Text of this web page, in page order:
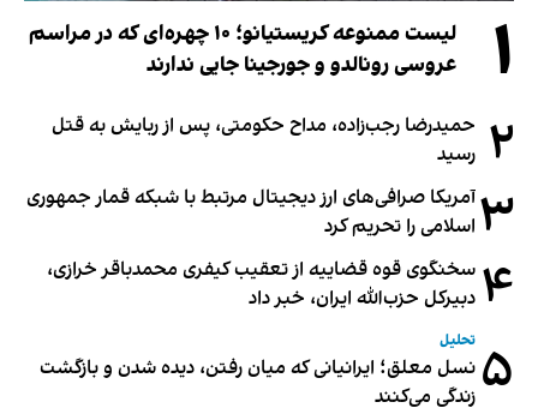
۱
لیست ممنوعه کریستیانو؛ ۱۰ چهره‌ای که در مراسم
عروسی رونالدو و جورجینا جایی ندارند
۲ حمیدرضا رجب‌زاده، مداح حکومتی، پس از ربایش به قتل
رسید
۳آمریکا صرافی‌های ارز دیجیتال مرتبط با شبکه قمار جمهوری
اسلامی را تحریم کرد
۴ سخنگوی قوه قضاییه از تعقیب کیفری محمدباقر خرازی،
دبیر‌کل حزب‌الله ایران، خبر داد
۵ تحلیل
نسل معلق؛ ایرانیانی که میان رفتن، دیده شدن و بازگشت
زندگی می‌کنند